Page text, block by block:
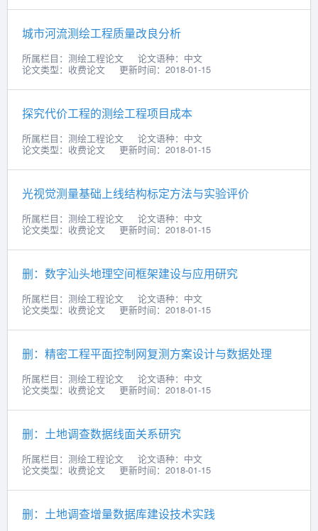
城市河流测绘工程质量改良分析
所属栏目：测绘工程论文
论文语种：中文
论文类型：收费论文
更新时间：2018-01-15
探究代价工程的测绘工程项目成本
所属栏目：测绘工程论文
论文语种：中文
论文类型：收费论文
更新时间：2018-01-15
光视觉测量基础上线结构标定方法与实验评价
所属栏目：测绘工程论文
论文语种：中文
论文类型：收费论文
更新时间：2018-01-15
删：数字汕头地理空间框架建设与应用研究
所属栏目：测绘工程论文
论文语种：中文
论文类型：收费论文
更新时间：2018-01-15
删：精密工程平面控制网复测方案设计与数据处理
所属栏目：测绘工程论文
论文语种：中文
论文类型：收费论文
更新时间：2018-01-15
删：土地调查数据线面关系研究
所属栏目：测绘工程论文
论文语种：中文
论文类型：收费论文
更新时间：2018-01-15
删：土地调查增量数据库建设技术实践